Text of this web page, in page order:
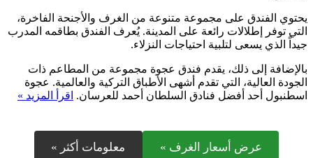
يحتوي الفندق على مجموعة متنوعة من الغرف والأجنحة الفاخرة،
التي توفر إطلالات رائعة على المدينة. يُعرف الفندق بطاقمه المدرب
جيداً الذي يسعى لتلبية احتياجات النزلاء.
بالإضافة إلى ذلك، يقدم فندق عجوة مجموعة من المطاعم ذات
الجودة العالية، التي تقدم أشهى الأطباق التركية والعالمية. عجوة
اسطنبول أحد أفضل فنادق السلطان أحمد للعرسان. اقرأ المزيد »
عرض أسعار الغرف » معلومات أكثر »